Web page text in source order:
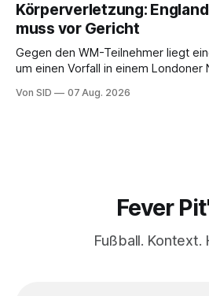
Körperverletzung:
muss vor Gericht
Gegen den WM-Teilnehmer liegt
um einen Vorfall in einem Londoner
Von SID 07 Aug. 2026
Fever
Fußball. Kontext.